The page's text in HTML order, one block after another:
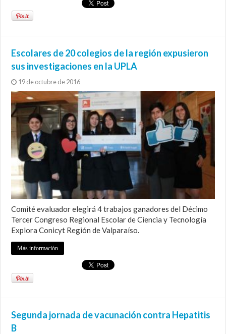
Escolares de 20 colegios de la región expusieron
sus investigaciones en la UPLA
19 de octubre de 2016
Comité evaluador elegirá 4 trabajos ganadores del Décimo
Tercer Congreso Regional Escolar de Ciencia y Tecnología
Explora Conicyt Región de Valparaíso.
Más información
Segunda jornada de vacunación contra Hepatitis
B